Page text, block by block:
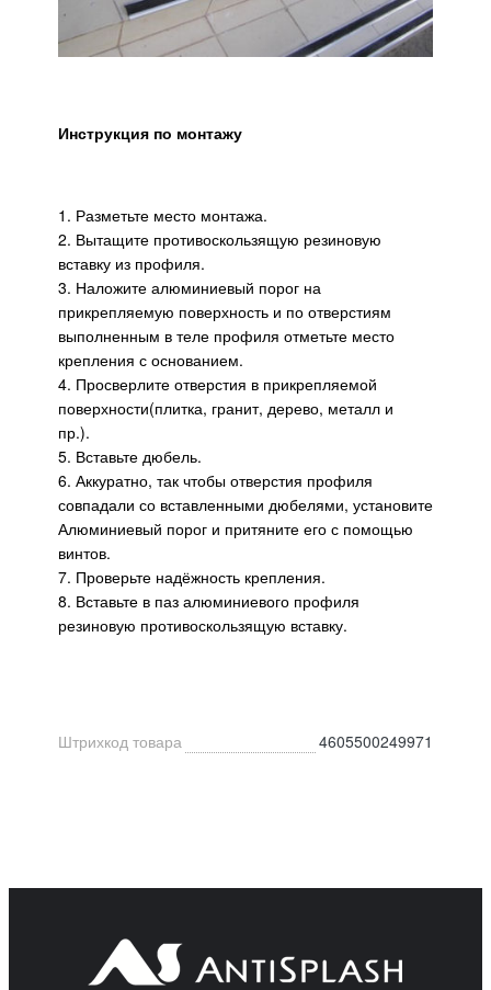
Инструкция по монтажу
1. Разметьте место монтажа.
2. Вытащите противоскользящую резиновую
вставку из профиля.
3. Наложите алюминиевый порог на
прикрепляемую поверхность и по отверстиям
выполненным в теле профиля отметьте место
крепления с основанием.
4. Просверлите отверстия в прикрепляемой
поверхности(плитка, гранит, дерево, металл и
пр.).
5. Вставьте дюбель.
6. Аккуратно, так чтобы отверстия профиля
совпадали со вставленными дюбелями, установите
Алюминиевый порог и притяните его с помощью
винтов.
7. Проверьте надёжность крепления.
8. Вставьте в паз алюминиевого профиля
резиновую противоскользящую вставку.
Штрихкод товара 4605500249971